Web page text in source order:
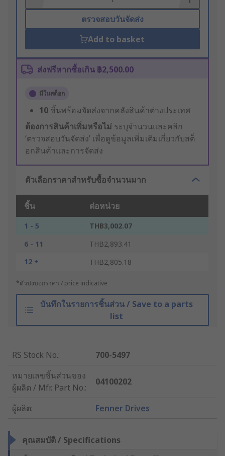
ตรวจสอบวันจัดส่ง
Add to basket
ส่งฟรีหากซื้อเกิน ฿2,500.00
มีในสต็อก
10 ชิ้นพร้อมจัดส่งจากคลังสินค้าต่างประเทศ
ต้องการสินค้าเพิ่มหรือไม่ ระบุจำนวนและคลิก
‘ตรวจสอบวันจัดส่ง’ เพื่อดูข้อมูลเพิ่มเติมเกี่ยวกับสต็
อกสินค้าและการจัดส่ง
ตัวเลือกราคาสำหรับซื้อจำนวนมาก
ชิ้น ต่อหน่วย
1 - 5
THB3,002.07
6 - 11
THB2,893.41
12 +
THB2,805.18
*ตัวบ่งบอกราคา / price indicative
บันทึกในรายการชิ้นส่วน / Save to a parts
list
RS Stock No.:
700-5497
หมายเลขชิ้นส่วนของ
ผู้ผลิต / Mfr. Part No.:
04100202
ผู้ผลิต: Fenner Drives
คุณสมบัติ / Specifications